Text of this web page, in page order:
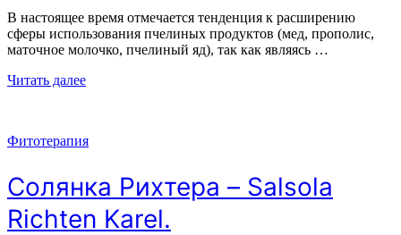
В настоящее время отмечается тенденция к расширению
сферы использования пчелиных продуктов (мед, прополис,
маточное молочко, пчелиный яд), так как являясь …
Читать далее
Фитотерапия
Солянка Рихтера – Salsola
Richten Karel.